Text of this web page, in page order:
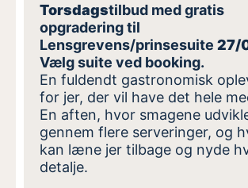
Torsdagstilbud med gratis
opgradering til
Lensgrevens/prinsesuite 27/
Vælg suite ved booking.
En fuldendt gastronomisk
for jer, der vil have det hele
En aften, hvor smagene
gennem flere serveringer, og
kan læne jer tilbage og nyde
detalje.